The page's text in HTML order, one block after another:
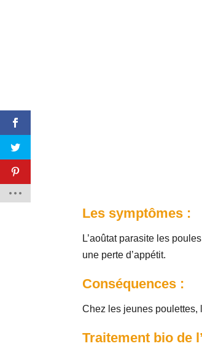
Les symptômes :
L’aoûtat parasite les
une perte d’appétit.
Conséquences :
Chez les jeunes poulettes,
Traitement bio de